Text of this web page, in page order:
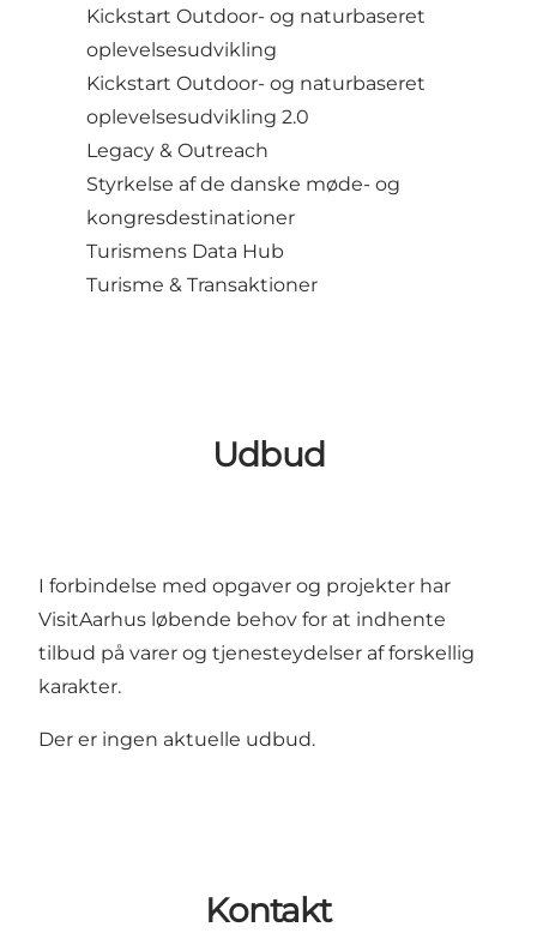
Kickstart Outdoor- og naturbaseret
oplevelsesudvikling
Kickstart Outdoor- og naturbaseret
oplevelsesudvikling 2.0
Legacy & Outreach
Styrkelse af de danske møde- og
kongresdestinationer
Turismens Data Hub
Turisme & Transaktioner
Udbud
I forbindelse med opgaver og projekter har
VisitAarhus løbende behov for at indhente
tilbud på varer og tjenesteydelser af forskellig
karakter.
Der er ingen aktuelle udbud.
Kontakt